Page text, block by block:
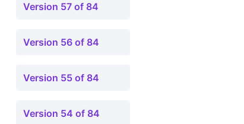
Version 57 of 84
Version 56 of 84
Version 55 of 84
Version 54 of 84